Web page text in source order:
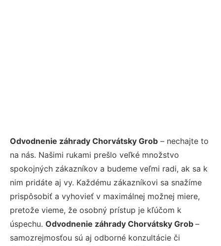
Odvodnenie záhrady Chorvátsky Grob – nechajte to
na nás. Našimi rukami prešlo veľké množstvo
spokojných zákazníkov a budeme veľmi radi, ak sa k
nim pridáte aj vy. Každému zákazníkovi sa snažíme
prispôsobiť a vyhovieť v maximálnej možnej miere,
pretože vieme, že osobný prístup je kľúčom k
úspechu. Odvodnenie záhrady Chorvátsky Grob –
samozrejmosťou sú aj odborné konzultácie či